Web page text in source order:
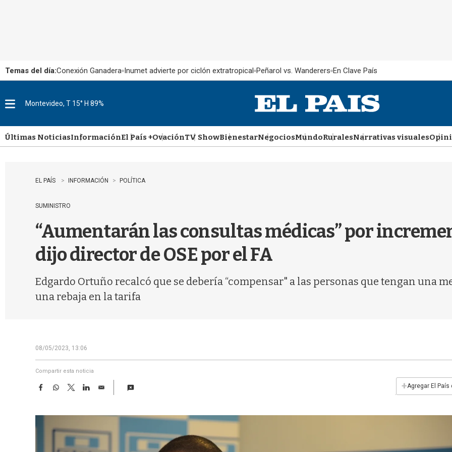
Temas del día:Conexión Ganadera Inumet advierte por ciclón extratropical Peñarol vs. Wanderers En Clave País
u
Montevideo, T 15° H 89%
Últimas NoticiasInformaciónEl País +OvaciónTV ShowBienestarNegociosMundoRuralesNarrativas visuales
EL PAÍS INFORMACIÓN POLÍTICA
SUMINISTRO
“Aumentarán las consultas médicas” por
dijo director de OSE por el FA
Edgardo Ortuño recalcó que se debería “compensar" a las personas que tengan una
una rebaja en la tarifa
08/05/2023, 13:06
Compartir esta noticia
F
e
W
t
A
T
w
t
e
r
L
k
d
I
E
i
+Agregar El País